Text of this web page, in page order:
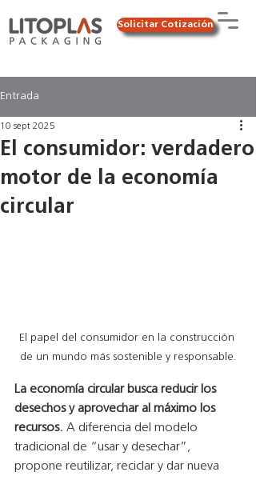
Solicitar Cotización
Entrada
El consumidor: verdadero
motor de la economía
circular
10 sept 2025
El papel del consumidor en la construcción
de un mundo más sostenible y responsable.
La economía circular busca reducir los
desechos y aprovechar al máximo los
recursos. A diferencia del modelo
tradicional de “usar y desechar”,
propone reutilizar, reciclar y dar nueva